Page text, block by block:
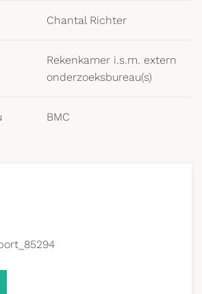
Chantal Richter
Rekenkamer i.s.m. extern
onderzoeksbureau(s)
BMC